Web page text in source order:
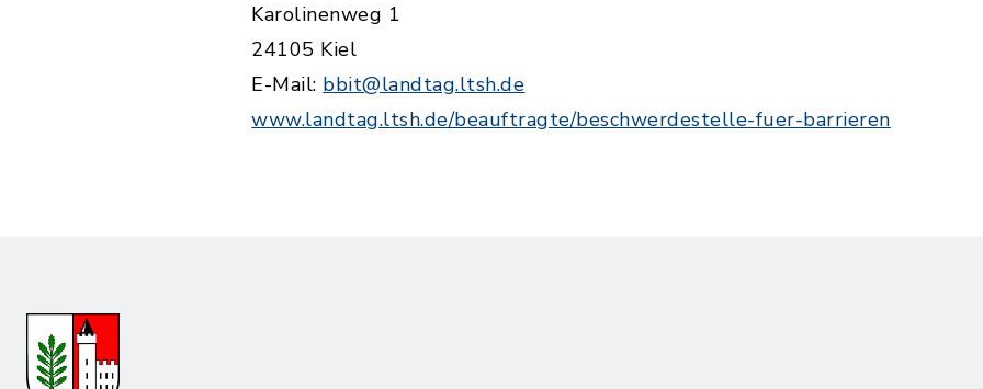
Karolinenweg 1
24105 Kiel
E-Mail: bbit@landtag.ltsh.de
www.landtag.ltsh.de/beauftragte/beschwerdestelle-fuer-barrieren